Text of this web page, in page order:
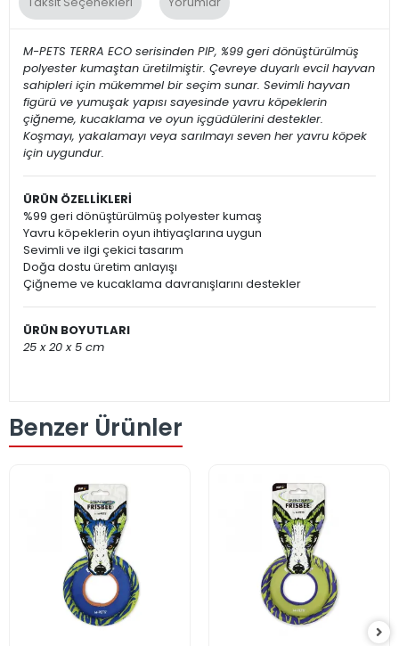
M-PETS TERRA ECO serisinden PIP, %99 geri dönüştürülmüş
polyester kumaştan üretilmiştir. Çevreye duyarlı evcil hayvan
sahipleri için mükemmel bir seçim sunar. Sevimli hayvan
figürü ve yumuşak yapısı sayesinde yavru köpeklerin
çiğneme, kucaklama ve oyun içgüdülerini destekler.
Koşmayı, yakalamayı veya sarılmayı seven her yavru köpek
için uygundur.
ÜRÜN ÖZELLİKLERİ
%99 geri dönüştürülmüş polyester kumaş
Yavru köpeklerin oyun ihtiyaçlarına uygun
Sevimli ve ilgi çekici tasarım
Doğa dostu üretim anlayışı
Çiğneme ve kucaklama davranışlarını destekler
ÜRÜN BOYUTLARI
25 x 20 x 5 cm
Benzer Ürünler